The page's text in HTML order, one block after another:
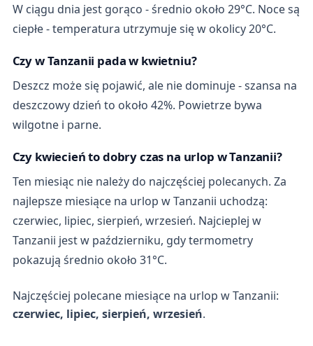
W ciągu dnia jest gorąco - średnio około 29°C. Noce są
ciepłe - temperatura utrzymuje się w okolicy 20°C.
Czy w Tanzanii pada w kwietniu?
Deszcz może się pojawić, ale nie dominuje - szansa na
deszczowy dzień to około 42%. Powietrze bywa
wilgotne i parne.
Czy kwiecień to dobry czas na urlop w Tanzanii?
Ten miesiąc nie należy do najczęściej polecanych. Za
najlepsze miesiące na urlop w Tanzanii uchodzą:
czerwiec, lipiec, sierpień, wrzesień. Najcieplej w
Tanzanii jest w październiku, gdy termometry
pokazują średnio około 31°C.
Najczęściej polecane miesiące na urlop w Tanzanii:
czerwiec, lipiec, sierpień, wrzesień.